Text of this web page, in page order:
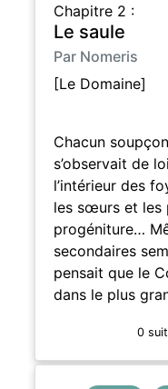
Chapitre 2 :
Le saule
Par Nomeris
[Le Domaine]
Chacun
s’observait de
l’intérieur des
les sœurs et les
progéniture…
secondaires
pensait que le
dans le plus
0